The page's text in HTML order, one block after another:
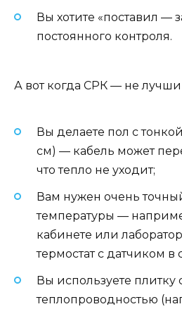
Вы хотите «поставил —
постоянного контроля.
А вот когда СРК — не
Вы делаете пол с
см) — кабель может
что тепло не уходит;
Вам нужен очень
температуры —
кабинете или
термостат с датчиком в
Вы используете плитку
теплопроводностью